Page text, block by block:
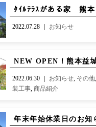
ﾀｲﾙﾃﾗｽがある家 熊本
2022.07.28 ｜ お知らせ
2022.06.30 ｜ お知らせ その他
装工事 ,商品紹介
年末年始休業日のお知